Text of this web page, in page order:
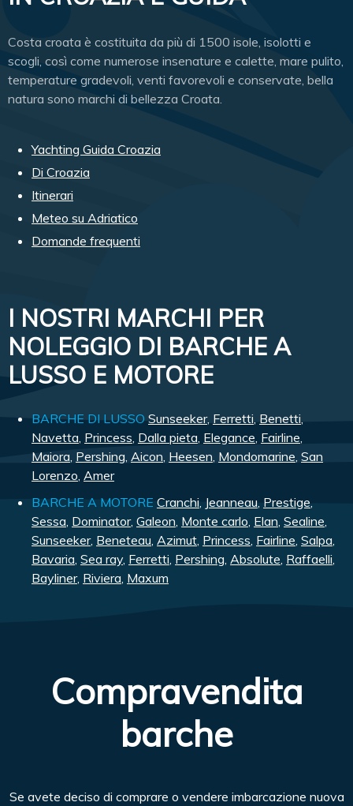
Costa croata è costituita da più di 1500 isole, isolotti e
scogli, così come numerose insenature e calette, mare pulito,
temperature gradevoli, venti favorevoli e conservate, bella
natura sono marchi di bellezza Croata.
Yachting Guida Croazia
Di Croazia
Itinerari
Meteo su Adriatico
Domande frequenti
I NOSTRI MARCHI PER
NOLEGGIO DI BARCHE A
LUSSO E MOTORE
BARCHE DI LUSSO Sunseeker, Ferretti Benetti
Navetta Princess Dalla pieta Elegance Fairline
Maiora Pershing Aicon Heesen Mondomarine San
Lorenzo Amer
BARCHE A MOTORE Cranchi Jeanneau Prestige
Sessa Dominator, Galeon Monte carlo Elan Sealine
Sunseeker, Beneteau Azimut Princess Fairline Salpa
Bavaria Sea ray, Ferretti Pershing Absolute Raffaelli
Bayliner, Riviera Maxum
Compravendita
barche
Se avete deciso di comprare o vendere imbarcazione nuova